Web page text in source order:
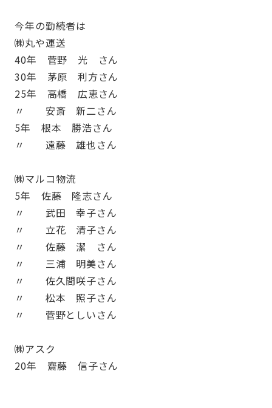
今年の勤続者は
㈱丸や運送
40年 菅野 光 さん
30年 茅原 利方さん
25年 高橋 広恵さん
〃 安斎 新二さん
5年 根本 勝浩さん
〃 遠藤 雄也さん
㈱マルコ物流
5年 佐藤 隆志さん
〃 武田 幸子さん
〃 立花 清子さん
〃 佐藤 潔 さん
〃 三浦 明美さん
〃 佐久間咲子さん
〃 松本 照子さん
〃 菅野としいさん
㈱アスク
20年 齋藤 信子さん